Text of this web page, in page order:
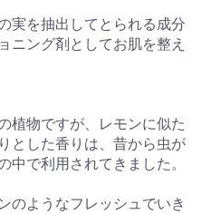
実を抽出してとられる成分
ニング剤としてお肌を整え
植物ですが、レモンに似た
とした香りは、昔から虫が
中で利用されてきました。
のようなフレッシュでいき